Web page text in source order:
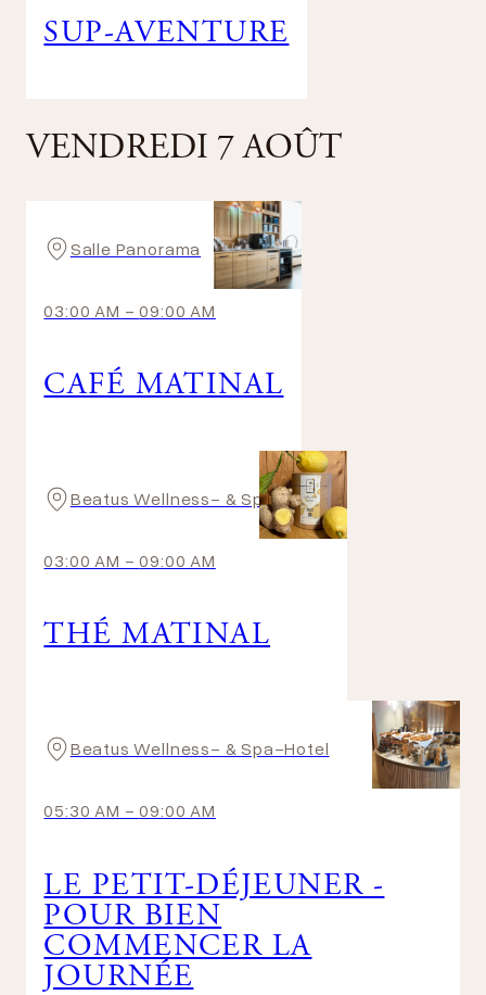
SUP-AVENTURE
VENDREDI 7 AOÛT
Salle Panorama
03:00 AM -09:00 AM
CAFÉ MATINAL
Beatus Wellness- & Spa-Hotel
03:00 AM -09:00 AM
THÉ MATINAL
Beatus Wellness- & Spa-Hotel
05:30 AM -09:00 AM
LE PETIT-DÉJEUNER -
POUR BIEN
COMMENCER LA
JOURNÉE